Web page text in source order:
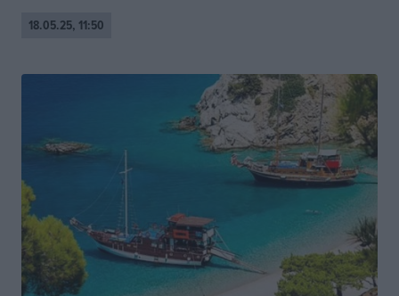
18.05.25, 11:50